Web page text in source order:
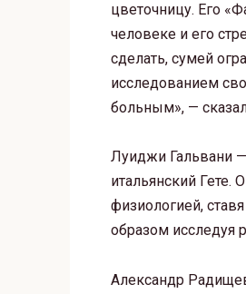
цветочницу. Его
человеке и его
сделать, сумей
исследованием
больным», —
Луиджи Гальвани —
итальянский Гете.
физиологией,
образом исследуя
Александр